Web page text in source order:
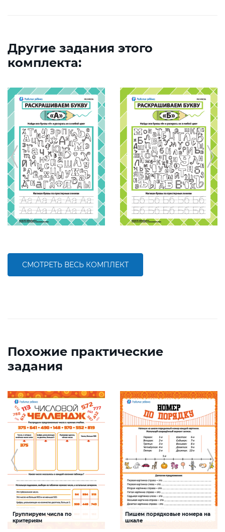
Другие задания этого
комплекта:
СМОТРЕТЬ ВЕСЬ КОМПЛЕКТ
Похожие практические
задания
Группируем числа по
критериям
Пишем порядковые номера на
шкале